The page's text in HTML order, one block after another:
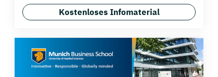
Kostenloses Infomaterial